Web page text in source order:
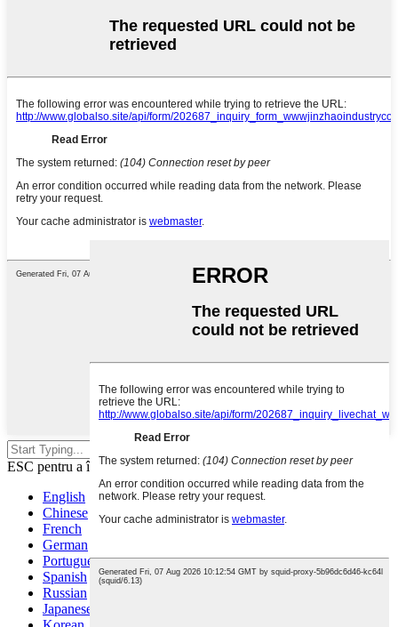
ESC pentru a închide
English
Chinese
French
German
Portuguese
Spanish
Russian
Japanese